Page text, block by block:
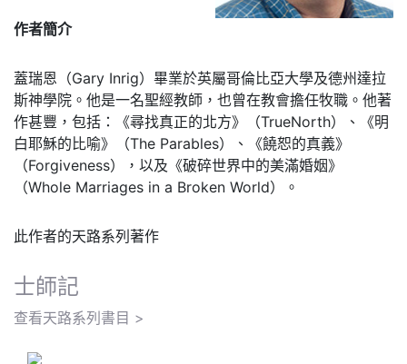
作者簡介
蓋瑞恩（Gary Inrig）畢業於英屬哥倫比亞大學及德州達拉
斯神學院。他是一名聖經教師，也曾在教會擔任牧職。他著
作甚豐，包括：《尋找真正的北方》（TrueNorth）、《明
白耶穌的比喻》（The Parables）、《饒恕的真義》
（Forgiveness），以及《破碎世界中的美滿婚姻》
（Whole Marriages in a Broken World）。
此作者的天路系列著作
士師記
查看天路系列書目 >